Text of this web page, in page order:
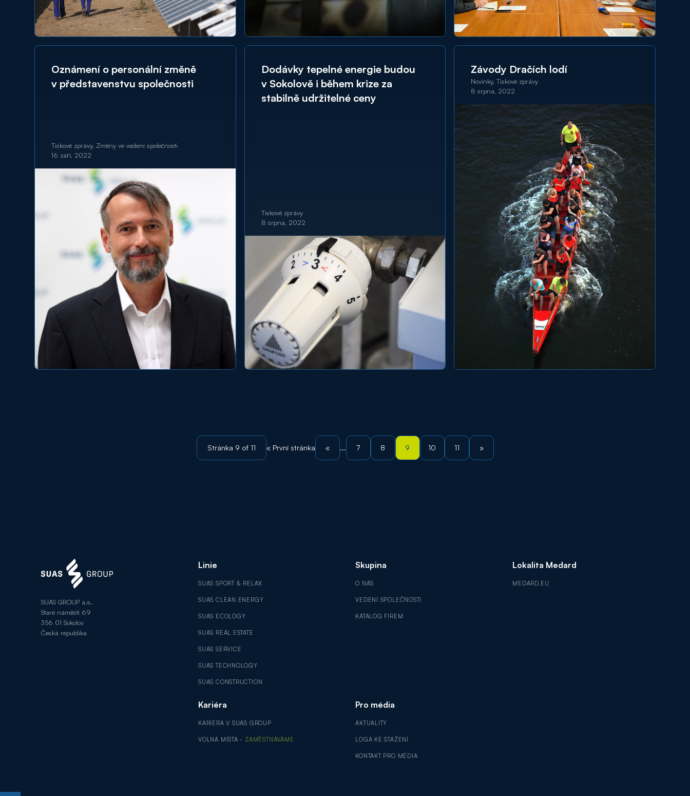
Oznámení o personální změně
v představenstvu společnosti
Tiskové zprávy, Změny ve vedení společnosti
16 září, 2022
Dodávky tepelné energie budou
v Sokolově i během krize za
stabilně udržitelné ceny
Tiskové zprávy
8 srpna, 2022
Závody Dračích lodí
Novinky, Tiskové zprávy
8 srpna, 2022
Stránka 9 of 11 « První stránka « ... 7 8 9 10 11 »
SUAS GROUP a.s.
Staré náměstí 69
356 01 Sokolov
Česká republika
Linie
SUAS SPORT & RELAX
SUAS CLEAN ENERGY
SUAS ECOLOGY
SUAS REAL ESTATE
SUAS SERVICE
SUAS TECHNOLOGY
SUAS CONSTRUCTION
Skupina
O NÁS
VEDENÍ SPOLEČNOSTI
KATALOG FIREM
Lokalita Medard
MEDARD.EU
Kariéra
KARIÉRA V SUAS GROUP
VOLNÁ MÍSTA - ZAMĚSTNÁVÁME
Pro média
AKTUALITY
LOGA KE STAŽENÍ
KONTAKT PRO MÉDIA